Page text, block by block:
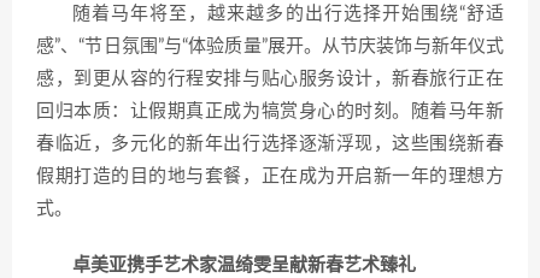
随着马年将至，越来越多的出行选择开始围绕“舒适
感”、“节日氛围”与“体验质量”展开。从节庆装饰与新年仪式
感，到更从容的行程安排与贴心服务设计，新春旅行正在
回归本质：让假期真正成为犒赏身心的时刻。随着马年新
春临近，多元化的新年出行选择逐渐浮现，这些围绕新春
假期打造的目的地与套餐，正在成为开启新一年的理想方
式。
卓美亚携手艺术家温绮雯呈献新春艺术臻礼